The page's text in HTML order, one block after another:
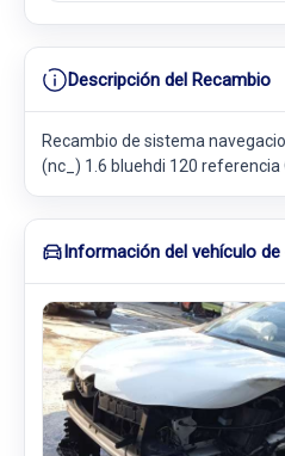
Descripción del Recambio
Recambio de sistema
(nc_) 1.6 bluehdi 120 referencia
Información del vehículo de